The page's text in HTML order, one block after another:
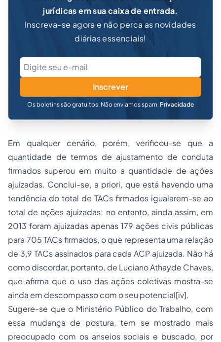
jurídicas em sua caixa de entrada.
Inscreva-se agora e não perca as novidades
diárias essenciais!
Inscrever
Os boletins são gratuitos. Não enviamos spam. Privacidade
Em qualquer cenário, porém, verificou-se que a
quantidade de termos de ajustamento de conduta
firmados superou em muito a quantidade de ações
ajuizadas. Conclui-se, a priori, que está havendo uma
tendência do total de TACs firmados igualarem-se ao
total de ações ajuizadas; no entanto, ainda assim, em
2013 foram ajuizadas apenas 179 ações civis públicas
para 705 TACs firmados, o que representa uma relação
de 3,9 TACs assinados para cada ACP ajuizada. Não há
como discordar, portanto, de Luciano Athayde Chaves,
que afirma que o uso das ações coletivas mostra-se
ainda em descompasso com o seu potencial[iv].
Sugere-se que o Ministério Público do Trabalho, com
essa mudança de postura, tem se mostrado mais
preocupado com os anseios sociais e buscado, por